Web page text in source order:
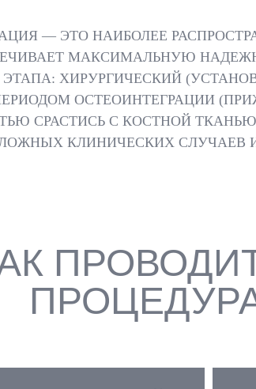
— ЭТО НАИБОЛЕЕ
МАКСИМАЛЬНУЮ
ХИРУРГИЧЕСКИЙ
ОСТЕОИНТЕГРАЦИИ
СРАСТИСЬ С КОСТНОЙ
КЛИНИЧЕСКИХ